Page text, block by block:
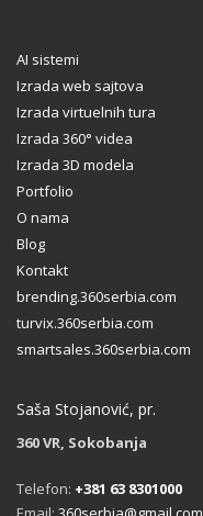
AI sistemi
Izrada web sajtova
Izrada virtuelnih tura
Izrada 360° videa
Izrada 3D modela
Portfolio
O nama
Blog
Kontakt
brending.360serbia.com
turvix.360serbia.com
smartsales.360serbia.com
Saša Stojanović, pr.
360 VR, Sokobanja
Telefon: +381 63 8301000